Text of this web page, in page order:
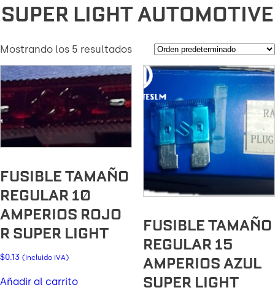
SUPER LIGHT AUTOMOTIVE
Mostrando los 5 resultados
FUSIBLE TAMAÑO
REGULAR 10
AMPERIOS ROJO
R SUPER LIGHT
$0.13 (incluido IVA)
Añadir al carrito
FUSIBLE TAMAÑO
REGULAR 15
AMPERIOS AZUL
SUPER LIGHT